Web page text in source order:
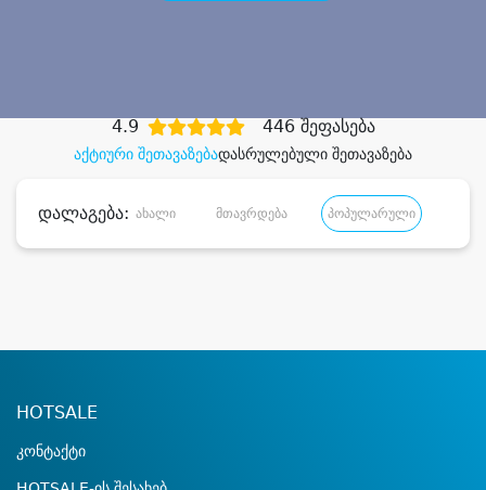
აქტიური შეთავაზებადასრულებული შეთავაზება
4.9 446 შეფასება
დალაგება: ახალი მთავრდება პოპულარული
HOTSALE
კონტაქტი